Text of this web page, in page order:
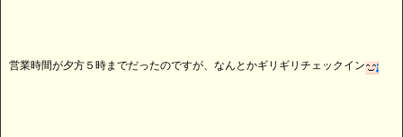
営業時間が夕方５時までだったのですが、なんとかギリギリチェックイン